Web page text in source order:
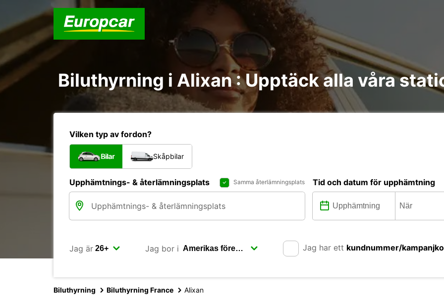
Biluthyrning i Alixan : Upptäck alla våra
Vilken typ av fordon?
Bilar Skåpbilar
Upphämtnings- & återlämningsplats Samma återlämningsplats Tid och datum för upphämtning
Jag är Jag bor i Jag har ett kundnummer/
Biluthyrning Biluthyrning France Alixan